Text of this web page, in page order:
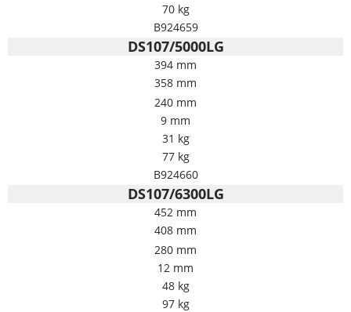
70 kg
B924659
DS107/5000LG
394 mm
358 mm
240 mm
9 mm
31 kg
77 kg
B924660
DS107/6300LG
452 mm
408 mm
280 mm
12 mm
48 kg
97 kg